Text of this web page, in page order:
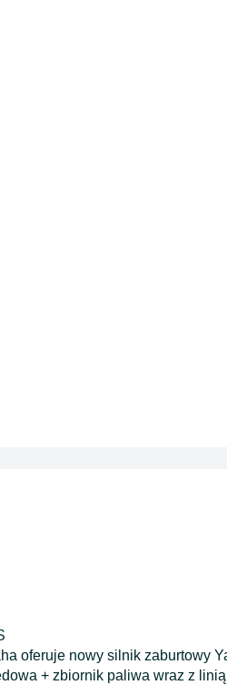
oferuje nowy silnik zaburtowy
+ zbiornik paliwa wraz z